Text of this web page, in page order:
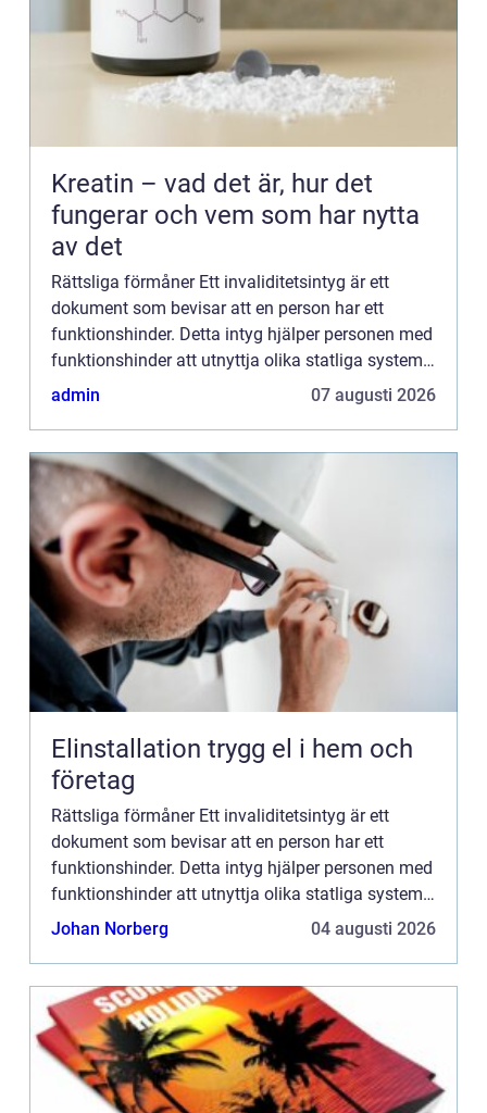
Kreatin – vad det är, hur det
fungerar och vem som har nytta
av det
Rättsliga förmåner Ett invaliditetsintyg är ett
dokument som bevisar att en person har ett
funktionshinder. Detta intyg hjälper personen med
funktionshinder att utnyttja olika statliga system
och förmåner. Det fungerar också som ett giltigt
admin 07 augusti 2026
Elinstallation trygg el i hem och
företag
Rättsliga förmåner Ett invaliditetsintyg är ett
dokument som bevisar att en person har ett
funktionshinder. Detta intyg hjälper personen med
funktionshinder att utnyttja olika statliga system
och förmåner. Det fungerar också som ett giltigt
Johan Norberg 04 augusti 2026